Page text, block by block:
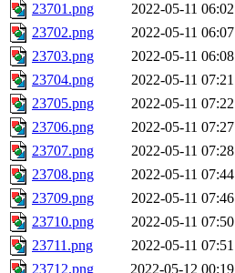
23701.png
2022-05-11 06:02
23702.png
2022-05-11 06:07
23703.png
2022-05-11 06:08
23704.png
2022-05-11 07:21
23705.png
2022-05-11 07:22
23706.png
2022-05-11 07:27
23707.png
2022-05-11 07:28
23708.png
2022-05-11 07:44
23709.png
2022-05-11 07:46
23710.png
2022-05-11 07:50
23711.png
2022-05-11 07:51
23712.png
2022-05-12 00:19